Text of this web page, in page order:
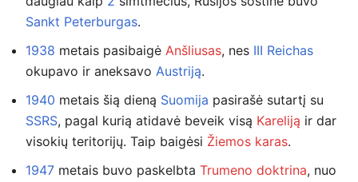
Sankt Peterburgas.
1938 metais pasibaigė Anšliusas, nes III Reichas
okupavo ir aneksavo Austriją.
1940 metais šią dieną Suomija pasirašė sutartį su
SSRS, pagal kurią atidavė beveik visą Kareliją ir dar
visokių teritorijų. Taip baigėsi Žiemos karas.
1947 metais buvo paskelbta Trumeno doktrina, nuo